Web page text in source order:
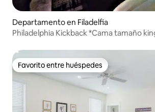
Departamento en Filadelfia
Philadelphia Kickback *Cama tamaño
Favorito entre huéspedes
Favorito entre huéspedes